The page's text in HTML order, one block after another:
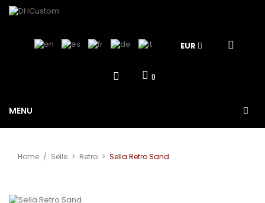
EUR
0
MENU
Home / Selle > Retro > Sella Retro Sand